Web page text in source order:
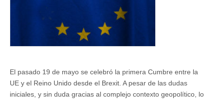
El pasado 19 de mayo se celebró la primera Cumbre entre la
UE y el Reino Unido desde el Brexit. A pesar de las dudas
iniciales, y sin duda gracias al complejo contexto geopolítico, lo